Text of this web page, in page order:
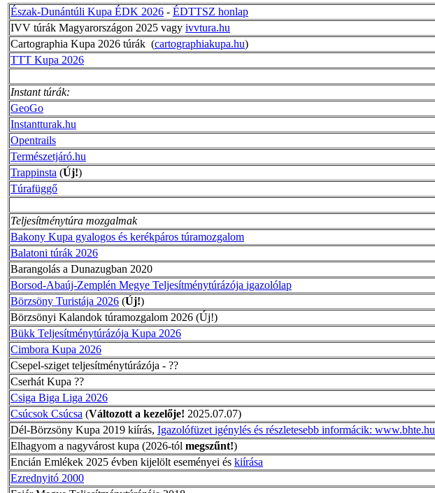
Észak-Dunántúli Kupa ÉDK 2026 - ÉDTTSZ honlap
IVV túrák Magyarországon 2025 vagy ivvtura.hu
Cartographia Kupa 2026 túrák (cartographiakupa.hu)
TTT Kupa 2026
Instant túrák:
GeoGo
Instantturak.hu
Opentrails
Természetjáró.hu
Trappinsta (Új!)
Túrafüggő
Teljesítménytúra mozgalmak
Bakony Kupa gyalogos és kerékpáros túramozgalom
Balatoni túrák 2026
Barangolás a Dunazugban 2020
Borsod-Abaúj-Zemplén Megye Teljesítménytúrázója igazolólap
Börzsöny Turistája 2026 (Új!)
Börzsönyi Kalandok túramozgalom 2026 (Új!)
Bükk Teljesítménytúrázója Kupa 2026
Cimbora Kupa 2026
Csepel-sziget teljesítménytúrázója - ??
Cserhát Kupa ??
Csiga Biga Liga 2026
Csúcsok Csúcsa (Változott a kezelője! 2025.07.07)
Dél-Börzsöny Kupa 2019 kiírás, Igazolófüzet igénylés és részletesebb informácik: www.bhte.hu
Elhagyom a nagyvárost kupa (2026-tól megszűnt!)
Encián Emlékek 2025 évben kijelölt eseményei és kiírása
Ezrednyitó 2000